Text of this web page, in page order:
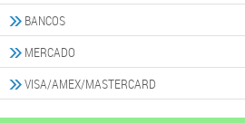
BANCOS
MERCADO
VISA/AMEX/MASTERCARD